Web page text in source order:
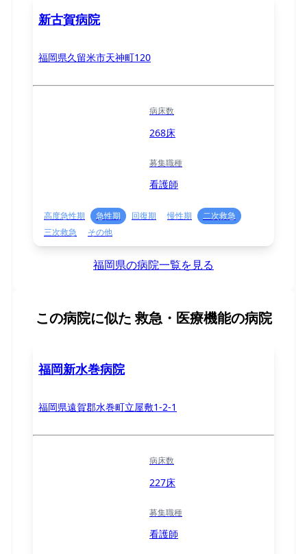
新古賀病院
福岡県久留米市天神町120
病床数
268床
募集職種
看護師
高度急性期 急性期 回復期 慢性期
二次救急
三次救急
その他
福岡県の病院一覧を見る
この病院に似た 救急・医療機能の病院
福岡新水巻病院
福岡県遠賀郡水巻町立屋敷1-2-1
病床数
227床
募集職種
看護師